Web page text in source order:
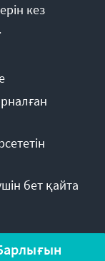
қорғау
melden
2026
кез
бет қайта